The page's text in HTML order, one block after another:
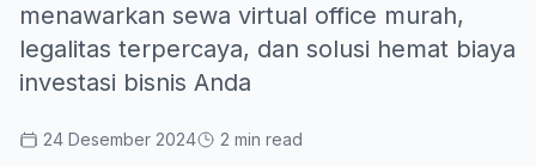
menawarkan sewa virtual office murah,
legalitas terpercaya, dan solusi hemat biaya
investasi bisnis Anda
24 Desember 2024 2 min read